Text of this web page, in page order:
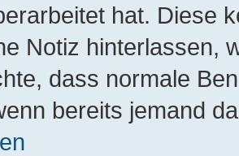
hat. Diese
Notiz hinterlassen,
dass normale
bereits jemand